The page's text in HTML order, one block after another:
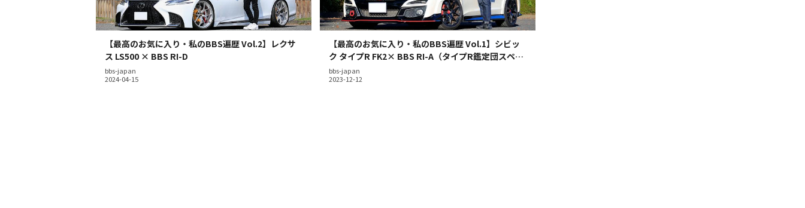
【最高のお気に入り・私のBBS遍歴 Vol.2】レクサ
ス LS500 × BBS RI-D
bbs-japan
【最高のお気に入り・私のBBS遍歴 Vol.1】シビッ
ク タイプR FK2× BBS RI-A（タイプR鑑定団スペッ
ク）
bbs-japan